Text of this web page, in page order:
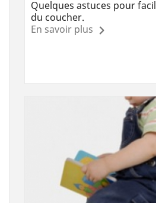
Quelques astuces pour
du coucher.
En savoir plus